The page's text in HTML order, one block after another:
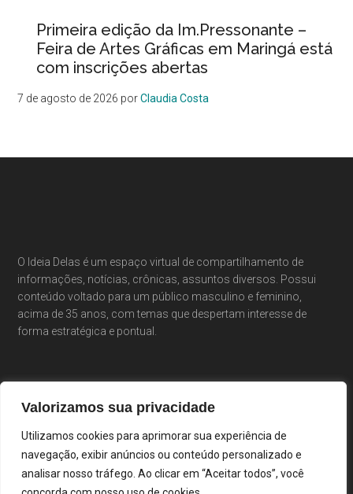
Valorizamos sua privacidade
Utilizamos cookies para aprimorar sua experiência de
navegação, exibir anúncios ou conteúdo personalizado e
analisar nosso tráfego. Ao clicar em “Aceitar todos”, você
Primeira edição da Im.Pressonante –
Feira de Artes Gráficas em Maringá está
com inscrições abertas
7 de agosto de 2026 porClaudia Costa
O Ideia Delas é um espaço virtual de compartilhamento de
informações, notícias, crônicas, assuntos diversos. Possui
conteúdo voltado para um público masculino e feminino,
acima de 35 anos, com temas que despertam interesse de
forma estratégica e pontual.